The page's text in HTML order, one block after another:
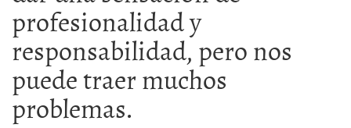
profesionalidad y
responsabilidad, pero nos
puede traer muchos
problemas.